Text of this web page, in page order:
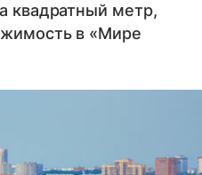
квадратный метр,
в «Мире